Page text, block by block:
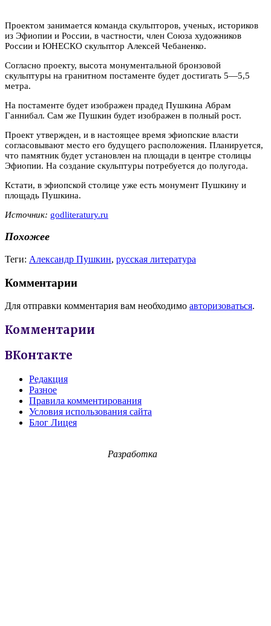
Проектом занимается команда скульпторов, ученых, историков
из Эфиопии и России, в частности, член Союза художников
России и ЮНЕСКО скульптор Алексей Чебаненко.
Согласно проекту, высота монументальной бронзовой
скульптуры на гранитном постаменте будет достигать 5—5,5
метра.
На постаменте будет изображен прадед Пушкина Абрам
Ганнибал. Сам же Пушкин будет изображен в полный рост.
Проект утвержден, и в настоящее время эфиопские власти
согласовывают место его будущего расположения. Планируется,
что памятник будет установлен на площади в центре столицы
Эфиопии. На создание скульптуры потребуется до полугода.
Кстати, в эфиопской столице уже есть монумент Пушкину и
площадь Пушкина.
Источник: godliteratury.ru
Похожее
Теги: Александр Пушкин, русская литература
Комментарии
Для отправки комментария вам необходимо авторизоваться.
Комментарии
ВКонтакте
Редакция
Разное
Правила комментирования
Условия использования сайта
Блог Лицея
Разработка